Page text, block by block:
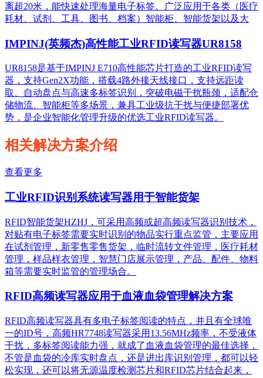
离超20米，能快速处理海量电子标签。广泛应用于各类（医疗
耗材、试剂、工具、图书、档案）智能柜、智能货架以及大
IMPINJ(英频杰)高性能工业RFID读写器UR8158
UR8158是基于IMPINJ E710高性能芯片打造的工业RFID读写
器，支持Gen2X功能，搭载4路外接天线接口，支持远距读
取、自动盘点与高速多标签识别，突破电磁干扰瓶颈，适配仓
储物流、智能柜等多场景，兼具工业级抗干扰与便捷部署优
势，是企业智能化管理升级的优选工业RFID读写器。
相关解决方案介绍
查看更多
工业RFID识别系统读写器用于智能货架
RFID智能货架HZHJ，可采用高频或超高频读写器识别技术，
对贴有电子标签需要实时识别的物品实行重点监管，主要应用
在试剂管理，新零售零售货架，临时流转文件管理，医疗耗材
管理，样品样衣管理，智慧门店展示管理，产品、配件、物料
箱等需要实时监管的管理场合。
RFID高频读写器应用于血液血袋管理解决方案
RFID高频读写器具有多电子标签阅读的特点，并且有全球唯
一的ID号，高频HR7748读写器采用13.56MHz频率，不受液体
干扰，多标签阅读能力强，就成了血液血袋管理的最佳选择，
不管是血袋的冷库实时盘点，还是进出库识别管理，都可以轻
松实现，还可以将无源温度检测芯片和RFID芯片结合起来，